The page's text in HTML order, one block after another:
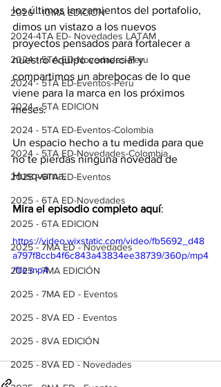
2026 - 10MA EDICIÓN
2024-4TA ED- Novedades LATAM
2024 - 5TA ED-Novedades-Peru
2024 - 5TA ED-Eventos-Peru
2024 - 5TA EDICION
2024 - 5TA ED-Eventos-Colombia
2024 - 5TA ED-Novedades-Colombia
2025 - 6TA ED-Eventos
2025 - 6TA ED-Novedades
2025 - 6TA EDICION
2025 - 7MA ED - Novedades
2025 - 7MA EDICIÓN
2025 - 7MA ED - Eventos
2025 - 8VA ED - Eventos
2025 - 8VA EDICIÓN
2025 - 8VA ED - Novedades
los últimos lanzamientos del portafolio,
dimos un vistazo a los nuevos
proyectos pensados para fortalecer a
nuestro equipo comercial y
compartimos un abrebocas de lo que
viene para la marca en los próximos
meses.
Un espacio hecho a tu medida para que
no te pierdas ninguna novedad de
Husqvarna.
Mira el episodio completo aquí:
https://video.wixstatic.com/video/fb5692_d48
a797f8ccb4f6c843a43834ee38739/360p/mp4
/file.mp4